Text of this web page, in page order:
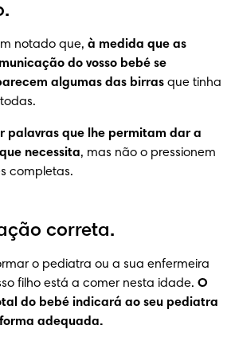
notado que, à medida que as
do vosso bebé se
algumas das birras que tinha
palavras que lhe permitam dar a
necessita, mas não o pressionem
completas.
correta.
o pediatra ou a sua enfermeira
filho está a comer nesta idade. O
do bebé indicará ao seu pediatra
adequada.